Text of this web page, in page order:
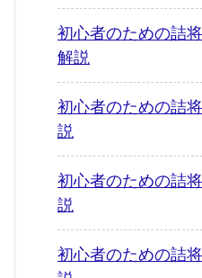
初心者のための
解説
初心者のための
説
初心者のための
説
初心者のための